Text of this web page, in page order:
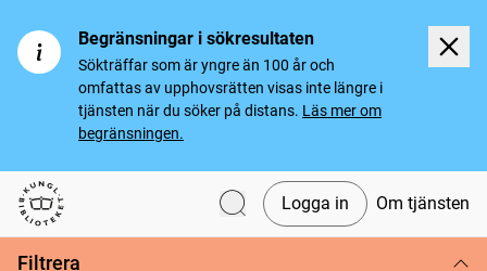
Begränsningar i sökresultaten
Sökträffar som är yngre än 100 år och
omfattas av upphovsrätten visas inte längre i
tjänsten när du söker på distans. Läs mer om
begränsningen.
Svenska tidningar
Logga in Om tjänsten
Filtrera